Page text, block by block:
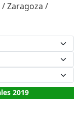
/ Zaragoza /
2019